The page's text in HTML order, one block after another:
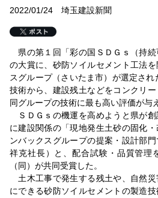
2022/01/24 埼玉建設新聞
県の第１回「彩の国ＳＤＧｓ（持続
の大賞に、砂防ソイルセメント工法
スグループ（さいたま市）が選定さ
技術から、建設残土などをコンクリ
同グループの技術に最も高い評価が与
ＳＤＧｓの機運を高めようと県が
に建設関係の「現地発生土砂の固化
ンバックスグループの提案・設計部
祥克社長）と、配合試験・品質管理
（同）が共同受賞した。
土木工事で発生する残土や、自然
にできる砂防ソイルセメントの製造